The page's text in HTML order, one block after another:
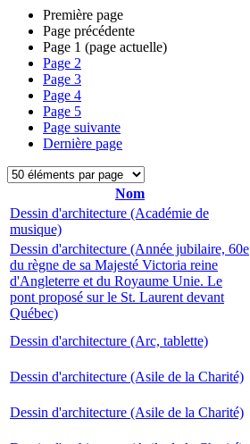
Première page
Page précédente
Page 1 (page actuelle)
Page 2
Page 3
Page 4
Page 5
Page suivante
Dernière page
Nom
Dessin d'architecture (Académie de
musique)
Dessin d'architecture (Année jubilaire, 60e
du règne de sa Majesté Victoria reine
d'Angleterre et du Royaume Unie. Le
pont proposé sur le St. Laurent devant
Québec)
Dessin d'architecture (Arc, tablette)
Dessin d'architecture (Asile de la Charité)
Dessin d'architecture (Asile de la Charité)